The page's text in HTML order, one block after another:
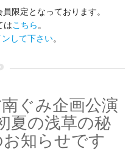
限定となっております。
はこちら 。
ンして下さい。
ぐみ企画公演
夏の浅草の秘
知らせです